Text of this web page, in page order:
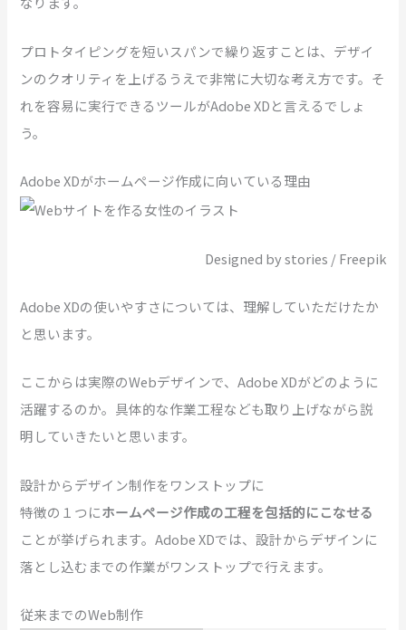
プロトタイピングを短いスパンで繰り返すことは、デザイ
ンのクオリティを上げるうえで非常に大切な考え方です。そ
れを容易に実行できるツールがAdobe XDと言えるでしょ
う。
Adobe XDがホームページ作成に向いている理由
Designed by stories / Freepik
Adobe XDの使いやすさについては、理解していただけたか
と思います。
ここからは実際のWebデザインで、Adobe XDがどのように
活躍するのか。具体的な作業工程なども取り上げながら説
明していきたいと思います。
設計からデザイン制作をワンストップに
特徴の１つにホームページ作成の工程を包括的にこなせる
ことが挙げられます。Adobe XDでは、設計からデザインに
落とし込むまでの作業がワンストップで行えます。
従来までのWeb制作